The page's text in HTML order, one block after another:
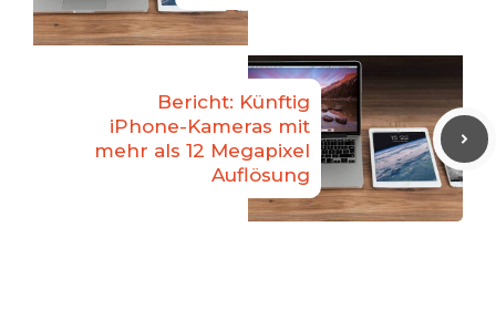
Bericht: Künftig
iPhone-Kameras mit
mehr als 12 Megapixel
Auflösung